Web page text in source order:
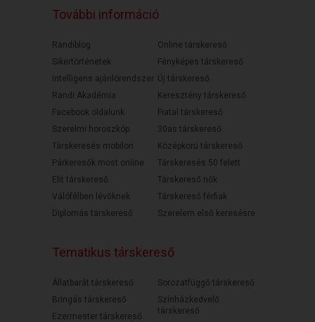
További információ
Randiblog
Sikertörténetek
Intelligens ajánlórendszer
Randi Akadémia
Facebook oldalunk
Szerelmi horoszkóp
Társkeresés mobilon
Párkeresők most online
Elit társkereső
Válófélben lévőknek
Diplomás társkereső
Online társkereső
Fényképes társkereső
Új társkereső
Keresztény társkereső
Fiatal társkereső
30as társkereső
Középkorú társkereső
Társkeresés 50 felett
Társkereső nők
Társkereső férfiak
Szerelem első keresésre
Tematikus társkereső
Állatbarát társkereső
Bringás társkereső
Ezermester társkereső
Sorozatfüggő társkereső
Színházkedvelő
társkereső